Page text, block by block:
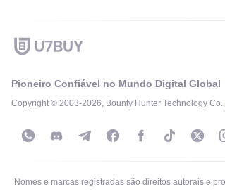
Pioneiro Confiável no Mundo Digital Global
Copyright © 2003-2026, Bounty Hunter Technology
Nomes e marcas registradas são direitos autorais e